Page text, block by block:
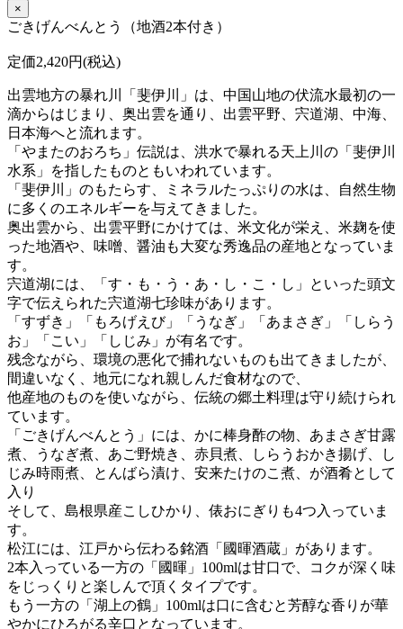
×
ごきげんべんとう（地酒2本付き）
定価2,420円(税込)
出雲地方の暴れ川「斐伊川」は、中国山地の伏流水最初の一
滴からはじまり、奥出雲を通り、出雲平野、宍道湖、中海、
日本海へと流れます。
「やまたのおろち」伝説は、洪水で暴れる天上川の「斐伊川
水系」を指したものともいわれています。
「斐伊川」のもたらす、ミネラルたっぷりの水は、自然生物
に多くのエネルギーを与えてきました。
奥出雲から、出雲平野にかけては、米文化が栄え、米麹を使
った地酒や、味噌、醤油も大変な秀逸品の産地となっていま
す。
宍道湖には、「す・も・う・あ・し・こ・し」といった頭文
字で伝えられた宍道湖七珍味があります。
「すずき」「もろげえび」「うなぎ」「あまさぎ」「しらう
お」「こい」「しじみ」が有名です。
残念ながら、環境の悪化で捕れないものも出てきましたが、
間違いなく、地元になれ親しんだ食材なので、
他産地のものを使いながら、伝統の郷土料理は守り続けられ
ています。
「ごきげんべんとう」には、かに棒身酢の物、あまさぎ甘露
煮、うなぎ煮、あご野焼き、赤貝煮、しらうおかき揚げ、し
じみ時雨煮、とんばら漬け、安来たけのこ煮、が酒肴として
入り
そして、島根県産こしひかり、俵おにぎりも4つ入っていま
す。
松江には、江戸から伝わる銘酒「國暉酒蔵」があります。
2本入っている一方の「國暉」100mlは甘口で、コクが深く味
をじっくりと楽しんで頂くタイプです。
もう一方の「湖上の鶴」100mlは口に含むと芳醇な香りが華
やかにひろがる辛口となっています。